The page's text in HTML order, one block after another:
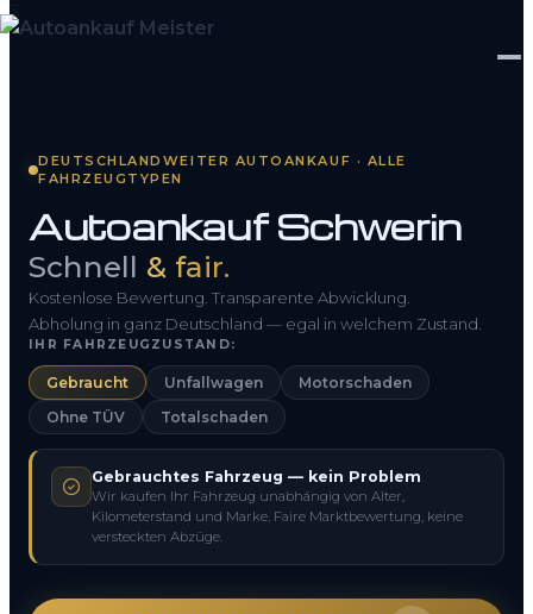
So funktioniert’s
Kontakt
FAQ
0800 1553 5546
Kostenlos anfragen
DEUTSCHLANDWEITER AUTOANKAUF · ALLE
FAHRZEUGTYPEN
Autoankauf Schwerin
Schnell & fair.
Kostenlose Bewertung. Transparente Abwicklung.
Abholung in ganz Deutschland — egal in welchem Zustand.
IHR FAHRZEUGZUSTAND:
Gebraucht Unfallwagen
Motorschaden
Ohne TÜV
Totalschaden
Gebrauchtes Fahrzeug — kein Problem
Wir kaufen Ihr Fahrzeug unabhängig von Alter,
Kilometerstand und Marke. Faire Marktbewertung, keine
versteckten Abzüge.